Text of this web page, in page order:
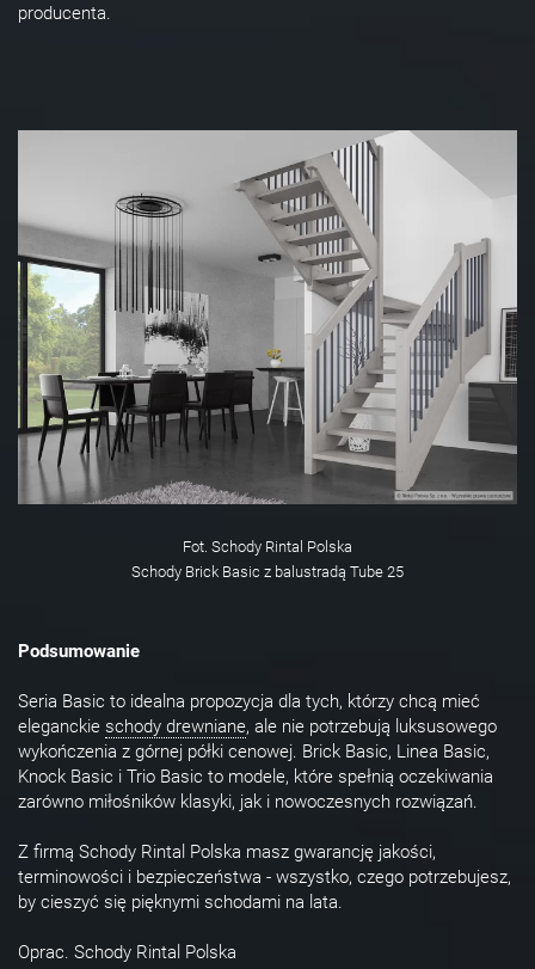
producenta.
Fot. Schody Rintal Polska
Schody Brick Basic z balustradą Tube 25
Podsumowanie
Seria Basic to idealna propozycja dla tych, którzy chcą mieć
eleganckie schody drewniane, ale nie potrzebują luksusowego
wykończenia z górnej półki cenowej. Brick Basic, Linea Basic,
Knock Basic i Trio Basic to modele, które spełnią oczekiwania
zarówno miłośników klasyki, jak i nowoczesnych rozwiązań.
Z firmą Schody Rintal Polska masz gwarancję jakości,
terminowości i bezpieczeństwa - wszystko, czego potrzebujesz,
by cieszyć się pięknymi schodami na lata.
Oprac. Schody Rintal Polska